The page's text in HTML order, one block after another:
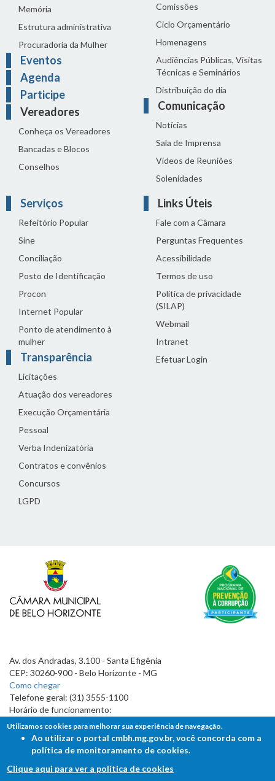
Memória
Estrutura administrativa
Procuradoria da Mulher
Eventos
Agenda
Participe
Vereadores
Conheça os Vereadores
Bancadas e Blocos
Conselhos
Comissões
Ciclo Orçamentário
Homenagens
Audiências Públicas, Visitas
Técnicas e Seminários
Distribuição do dia
Comunicação
Notícias
Sala de Imprensa
Vídeos de Reuniões
Solenidades
Serviços
Refeitório Popular
Sine
Conciliação
Posto de Identificação
Procon
Internet Popular
Ponto de atendimento à
mulher
Transparência
Licitações
Atuação dos vereadores
Execução Orçamentária
Pessoal
Verba Indenizatória
Contratos e convênios
Concursos
LGPD
Links Úteis
Fale com a Câmara
Perguntas Frequentes
Acessibilidade
Termos de uso
Política de privacidade
(SILAP)
Webmail
Intranet
Efetuar Login
Av. dos Andradas, 3.100 - Santa Efigênia
CEP: 30260-900 - Belo Horizonte - MG
Como chegar
Telefone geral: (31) 3555-1100
Horário de funcionamento:
7h às 19h
Utilizamos cookies para melhorar sua experiência de navegação.
Ao utilizar o portal cmbh.mg.gov.br, você concorda com a
política de monitoramento de cookies.
Clique aqui para ver a política de cookies